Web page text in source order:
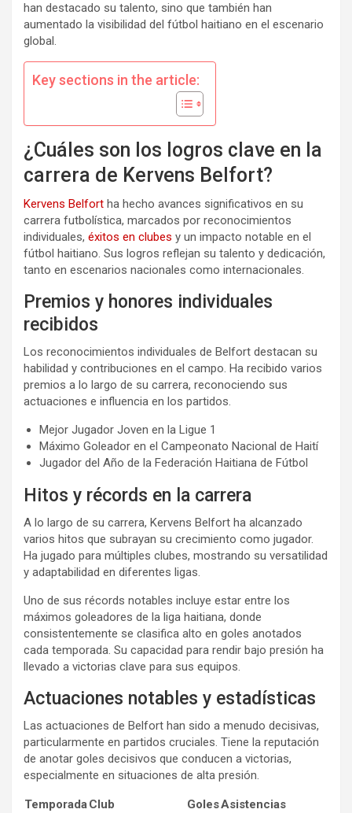
han destacado su talento, sino que también han
aumentado la visibilidad del fútbol haitiano en el escenario
global.
Key sections in the article:
¿Cuáles son los logros clave en la
carrera de Kervens Belfort?
Kervens Belfort ha hecho avances significativos en su
carrera futbolística, marcados por reconocimientos
individuales, éxitos en clubes y un impacto notable en el
fútbol haitiano. Sus logros reflejan su talento y dedicación,
tanto en escenarios nacionales como internacionales.
Premios y honores individuales
recibidos
Los reconocimientos individuales de Belfort destacan su
habilidad y contribuciones en el campo. Ha recibido varios
premios a lo largo de su carrera, reconociendo sus
actuaciones e influencia en los partidos.
Mejor Jugador Joven en la Ligue 1
Máximo Goleador en el Campeonato Nacional de Haití
Jugador del Año de la Federación Haitiana de Fútbol
Hitos y récords en la carrera
A lo largo de su carrera, Kervens Belfort ha alcanzado
varios hitos que subrayan su crecimiento como jugador.
Ha jugado para múltiples clubes, mostrando su versatilidad
y adaptabilidad en diferentes ligas.
Uno de sus récords notables incluye estar entre los
máximos goleadores de la liga haitiana, donde
consistentemente se clasifica alto en goles anotados
cada temporada. Su capacidad para rendir bajo presión ha
llevado a victorias clave para sus equipos.
Actuaciones notables y estadísticas
Las actuaciones de Belfort han sido a menudo decisivas,
particularmente en partidos cruciales. Tiene la reputación
de anotar goles decisivos que conducen a victorias,
especialmente en situaciones de alta presión.
TemporadaClub GolesAsistencias